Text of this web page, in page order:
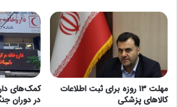
مهلت ۱۳ روزه برای ثبت اطلاعات
کالاهای پزشکی
در دوران